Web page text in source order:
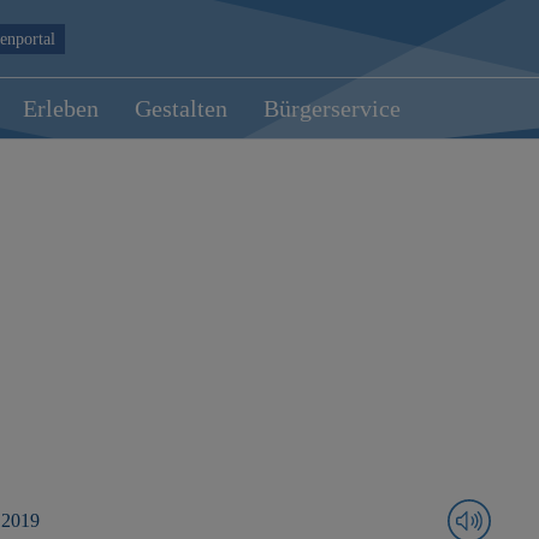
Erleben Gestalten Bürgerservice